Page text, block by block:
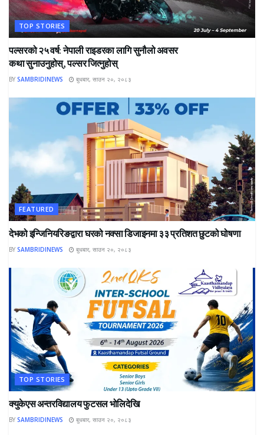
TOP STORIES
पल्सरको २५ वर्ष: नेपाली राइडरका लागि सुनौलो अवसर
कथा सुनाउनुहोस्, पल्सर जित्नुहोस्
BY SAMBRIDINEWS बुधबार, साउन २०, २०८३
FEATURED
देभको इन्जिनियरिङद्वारा घरको नक्सा डिजाइनमा ३३ प्रतिशत छुटको घोषणा
BY SAMBRIDINEWS बुधबार, साउन २०, २०८३
TOP STORIES
क्युकेएस अन्तरविद्यालय फुटसल भोलिदेखि
BY SAMBRIDINEWS बुधबार, साउन २०, २०८३